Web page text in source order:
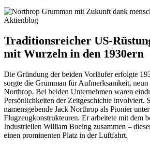
Traditionsreicher US-
mit Wurzeln in den 1930ern
Die Gründung der beiden Vorläufer erfolgte
sorgte die Grumman für Aufmerksamkeit, neun
Northrop. Bei beiden Unternehmen waren
Persönlichkeiten der Zeitgeschichte involviert.
namensgebende Jack Northrop als Pionier
Flugzeugkonstrukteuren. Er arbeitete mit dem
Industriellen William Boeing zusammen –
einen prominenten Platz in der Luftfahrt.